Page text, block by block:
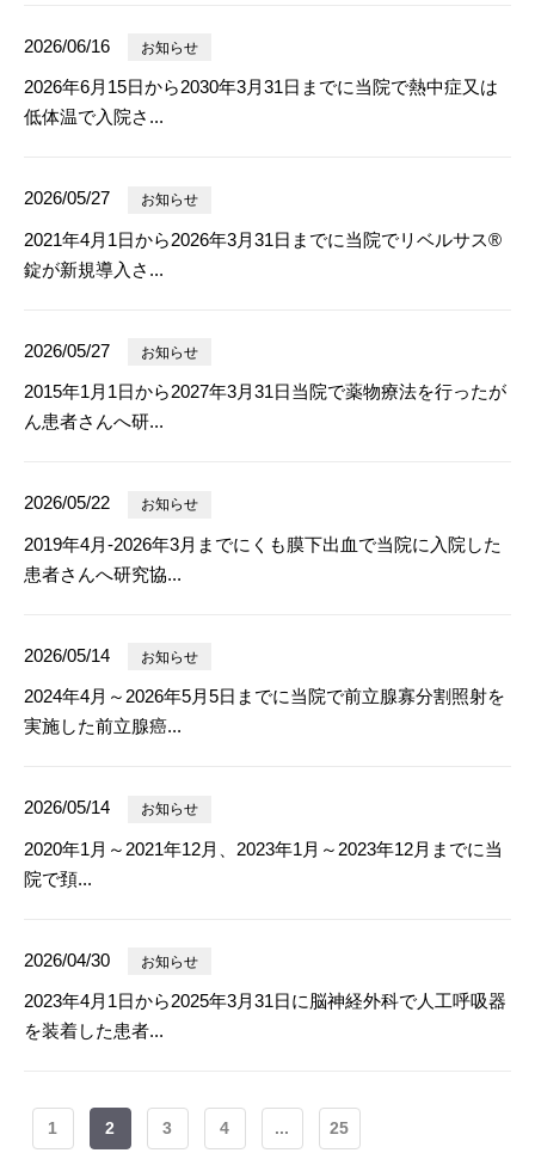
2026/06/16 お知らせ
2026年6月15日から2030年3月31日までに当院で熱中症又は
低体温で入院さ...
2026/05/27 お知らせ
2021年4月1日から2026年3月31日までに当院でリベルサス®
錠が新規導入さ...
2026/05/27 お知らせ
2015年1月1日から2027年3月31日当院で薬物療法を行ったが
ん患者さんへ研...
2026/05/22 お知らせ
2019年4月-2026年3月までにくも膜下出血で当院に入院した
患者さんへ研究協...
2026/05/14 お知らせ
2024年4月～2026年5月5日までに当院で前立腺寡分割照射を
実施した前立腺癌...
2026/05/14 お知らせ
2020年1月～2021年12月、2023年1月～2023年12月までに当
院で頚...
2026/04/30 お知らせ
2023年4月1日から2025年3月31日に脳神経外科で人工呼吸器
を装着した患者...
1 2 3 4 ... 25